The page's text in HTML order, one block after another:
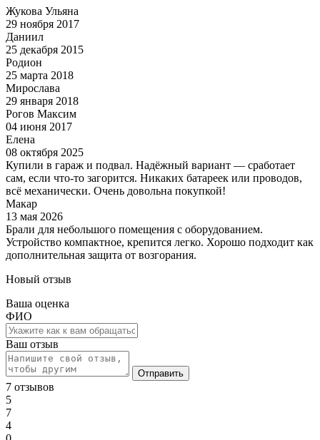
Жукова Ульяна
29 ноября 2017
Даниил
25 декабря 2015
Родион
25 марта 2018
Мирослава
29 января 2018
Рогов Максим
04 июня 2017
Елена
08 октября 2025
Купили в гараж и подвал. Надёжный вариант — сработает
сам, если что-то загорится. Никаких батареек или проводов,
всё механически. Очень довольна покупкой!
Макар
13 мая 2026
Брали для небольшого помещения с оборудованием.
Устройство компактное, крепится легко. Хорошо подходит как
дополнительная защита от возгорания.
Новый отзыв
Ваша оценка
ФИО
Ваш отзыв
Отправить
7 отзывов
5
7
4